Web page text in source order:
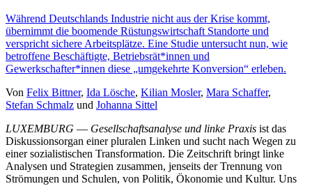
Während Deutschlands Industrie nicht aus der Krise kommt,
übernimmt die boomende Rüstungswirtschaft Standorte und
verspricht sichere Arbeitsplätze. Eine Studie untersucht nun, wie
betroffene Beschäftigte, Betriebsrät*innen und
Gewerkschafter*innen diese „umgekehrte Konversion“ erleben.
Von Felix Bittner, Ida Lösche, Kilian Mosler, Mara Schaffer,
Stefan Schmalz und Johanna Sittel
LUXEMBURG — Gesellschaftsanalyse und linke Praxis ist das
Diskussionsorgan einer pluralen Linken und sucht nach Wegen zu
einer sozialistischen Transformation. Die Zeitschrift bringt linke
Analysen und Strategien zusammen, jenseits der Trennung von
Strömungen und Schulen, von Politik, Ökonomie und Kultur. Uns